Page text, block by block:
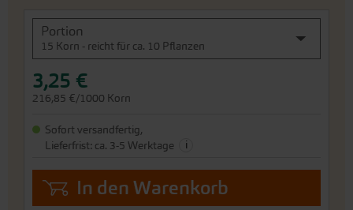
Portion
15 Korn - reicht für ca. 10 Pflanzen
3,25 €
216,85 €/1000 Korn
Sofort versandfertig,
Lieferfrist: ca. 3-5 Werktage
i
In den Warenkorb
An
Beginn
der
Bildergalerie
springen